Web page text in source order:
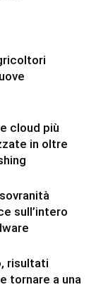
cloud più
in oltre
sull’intero
risultati
tornare a una